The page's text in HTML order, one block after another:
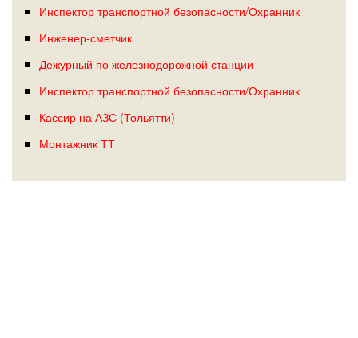
Инспектор транспортной безопасности/Охранник
Инженер-сметчик
Дежурный по железнодорожной станции
Инспектор транспортной безопасности/Охранник
Кассир на АЗС (Тольятти)
Монтажник ТТ